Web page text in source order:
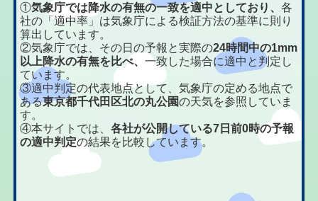
①気象庁では降水の有無の一致を適中としており、各
社の「適中率」は気象庁による検証方法の基準に則り
算出しています。
②気象庁では、その日の予報と実際の24時間中の1mm
以上降水の有無を比べ、一致した場合に適中と判定し
ています。
③適中判定の代表地点として、気象庁の定める地点で
ある東京都千代田区北の丸公園の天気を参照していま
す。
④本サイトでは、各社が公開している7日前0時の予報
の適中判定の結果を比較しています。